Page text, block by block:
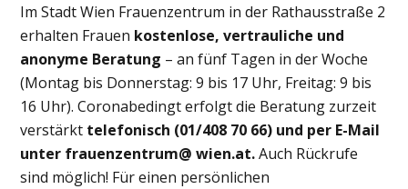
Im Stadt Wien Frauenzentrum in der Rathausstraße 2
erhalten Frauen kostenlose, vertrauliche und
anonyme Beratung – an fünf Tagen in der Woche
(Montag bis Donnerstag: 9 bis 17 Uhr, Freitag: 9 bis
16 Uhr). Coronabedingt erfolgt die Beratung zurzeit
verstärkt telefonisch (01/408 70 66) und per E-Mail
unter frauenzentrum@ wien.at.Auch Rückrufe
sind möglich! Für einen persönlichen